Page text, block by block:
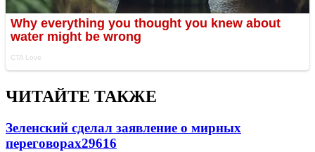
ЧИТАЙТЕ ТАКЖЕ
Зеленский сделал заявление о мирных
переговорах29616